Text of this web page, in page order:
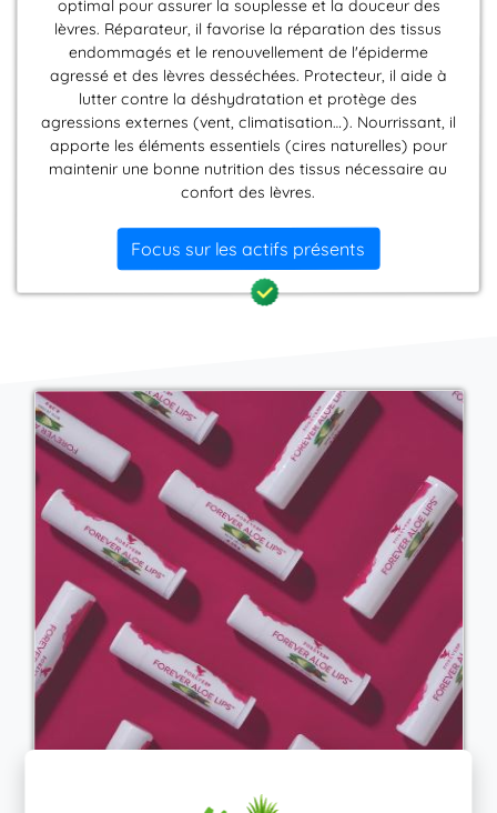
optimal pour assurer la souplesse et la douceur des
lèvres. Réparateur, il favorise la réparation des tissus
endommagés et le renouvellement de l'épiderme
agressé et des lèvres desséchées. Protecteur, il aide à
lutter contre la déshydratation et protège des
agressions externes (vent, climatisation…). Nourrissant, il
apporte les éléments essentiels (cires naturelles) pour
maintenir une bonne nutrition des tissus nécessaire au
confort des lèvres.
Focus sur les actifs présents